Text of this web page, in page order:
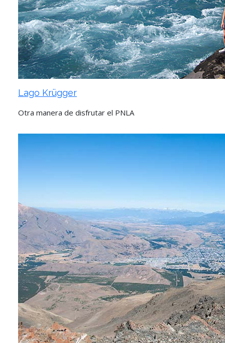
Lago Krügger
Otra manera de disfrutar el PNLA